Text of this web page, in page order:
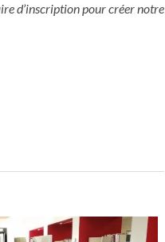
d’inscription pour créer notre